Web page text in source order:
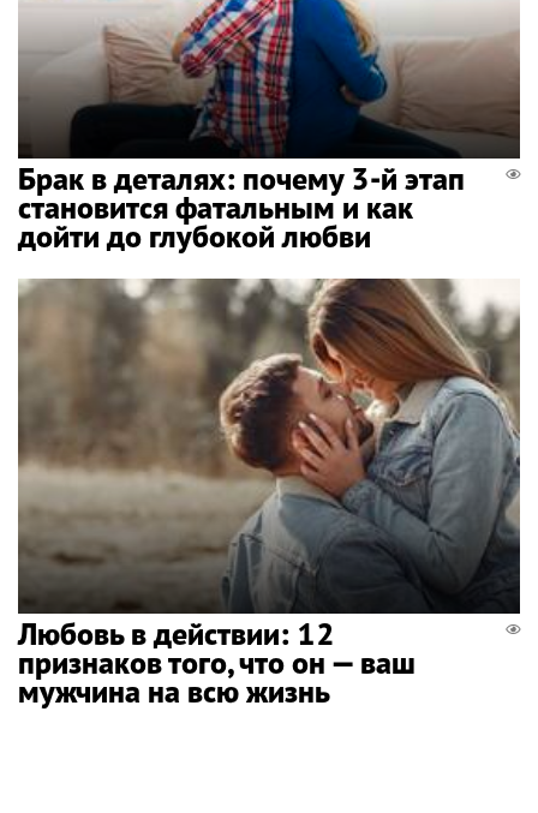
Брак в деталях: почему 3-й этап
становится фатальным и как
дойти до глубокой любви
Любовь в действии: 12
признаков того, что он — ваш
мужчина на всю жизнь